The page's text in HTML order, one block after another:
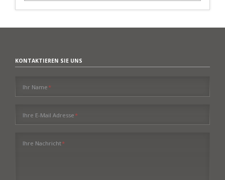
KONTAKTIEREN SIE UNS
Pflichtfeld
Ihr Name*
Pflichtfeld
Ihre E-Mail Adresse*
Pflichtfeld
Ihre Nachricht*